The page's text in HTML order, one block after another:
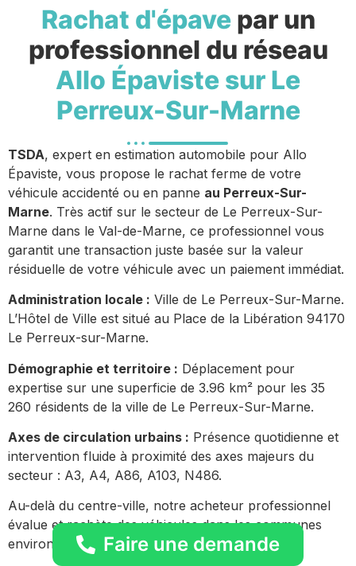
Rachat d'épavepar un
professionnel du réseau
Allo Épaviste sur Le
Perreux-Sur-Marne
TSDA, expert en estimation automobile pour Allo
Épaviste, vous propose le rachat ferme de votre
véhicule accidenté ou en panne au Perreux-Sur-
Marne. Très actif sur le secteur de Le Perreux-Sur-
Marne dans le Val-de-Marne, ce professionnel vous
garantit une transaction juste basée sur la valeur
résiduelle de votre véhicule avec un paiement immédiat.
Administration locale : Ville de Le Perreux-Sur-Marne.
L’Hôtel de Ville est situé au Place de la Libération 94170
Le Perreux-sur-Marne.
Démographie et territoire : Déplacement pour
expertise sur une superficie de 3.96 km² pour les 35
260 résidents de la ville de Le Perreux-Sur-Marne.
Axes de circulation urbains : Présence quotidienne et
intervention fluide à proximité des axes majeurs du
secteur : A3, A4, A86, A103, N486.
Au-delà du centre-ville, notre acheteur professionnel
évalue et rachète des véhicules dans les communes
environnantes : Faire une demande